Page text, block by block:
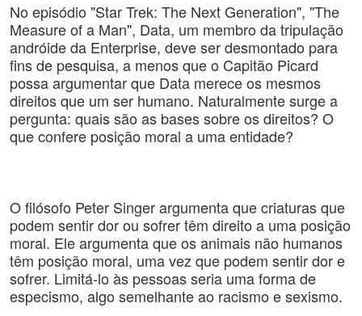
No episódio "Star Trek: The Next Generation", "The
Measure of a Man", Data, um membro da tripulação
andróide da Enterprise, deve ser desmontado para
fins de pesquisa, a menos que o Capitão Picard
possa argumentar que Data merece os mesmos
direitos que um ser humano. Naturalmente surge a
pergunta: quais são as bases sobre os direitos? O
que confere posição moral a uma entidade?
O filósofo Peter Singer argumenta que criaturas que
podem sentir dor ou sofrer têm direito a uma posição
moral. Ele argumenta que os animais não humanos
têm posição moral, uma vez que podem sentir dor e
sofrer. Limitá-lo às pessoas seria uma forma de
especismo, algo semelhante ao racismo e sexismo.